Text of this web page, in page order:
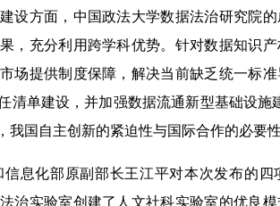
设方面，中国政法大学数据法治研究院
，充分利用跨学科优势。针对数据知识
场提供制度保障，解决当前缺乏统一标
清单建设，并加强数据流通新型基础设施
国自主创新的紧迫性与国际合作的必要性
化部原副部长王江平对本次发布的四
治实验室创建了人文社科实验室的优良